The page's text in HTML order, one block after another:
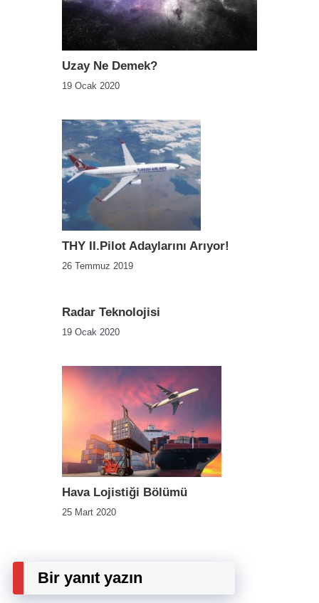
Uzay Ne Demek?
19 Ocak 2020
THY II.Pilot Adaylarını Arıyor!
26 Temmuz 2019
Radar Teknolojisi
19 Ocak 2020
Hava Lojistiği Bölümü
25 Mart 2020
Bir yanıt yazın